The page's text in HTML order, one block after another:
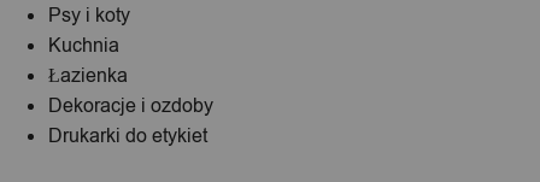
Psy i koty
Kuchnia
Łazienka
Dekoracje i ozdoby
Drukarki do etykiet